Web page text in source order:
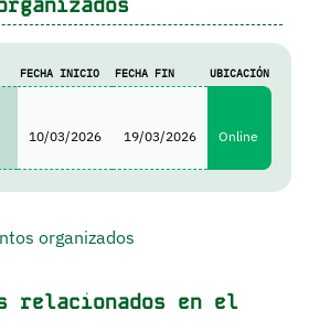
FECHA INICIO FECHA FIN UBICACIÓN
10/03/2026 19/03/2026 Online
organizados
relacionados en el